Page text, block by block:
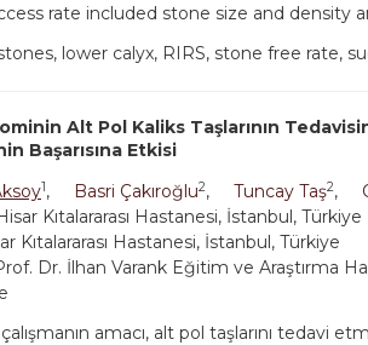
rate included stone size and density
lower calyx, RIRS, stone free rate,
Alt Pol Kaliks Taşlarının
Başarısına Etkisi
1, Basri Çakıroğlu2, Tuncay Taş2,
Kıtalararası Hastanesi, İstanbul, Türkiye
Kıtalararası Hastanesi, İstanbul, Türkiye
Dr. İlhan Varank Eğitim ve Araştırma
amacı, alt pol taşlarını tedavi